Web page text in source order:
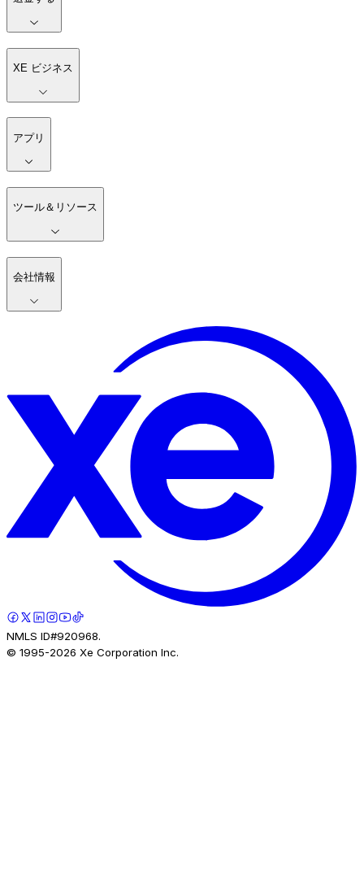
XE ビジネス
アプリ
ツール＆リソース
会社情報
NMLS ID#920968.
© 1995-2026 Xe Corporation Inc.